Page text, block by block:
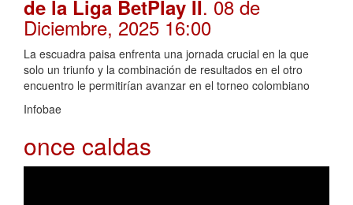
de la Liga BetPlay II. 08 de
Diciembre, 2025 16:00
La escuadra paisa enfrenta una jornada crucial en la que
solo un triunfo y la combinación de resultados en el otro
encuentro le permitirían avanzar en el torneo colombiano
Infobae
once caldas